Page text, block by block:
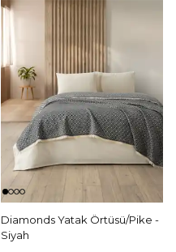
Diamonds Yatak Örtüsü/Pike -
Siyah